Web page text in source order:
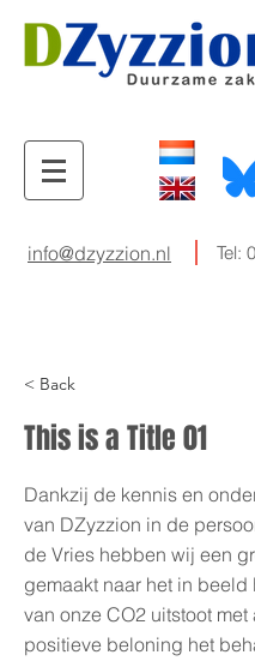
info@dzyzzion.nl Tel:
< Back
This is a Title 01
Dankzij de kennis en
van DZyzzion in de
de Vries hebben wij een
gemaakt naar het in beeld
van onze CO2 uitstoot met
positieve beloning het